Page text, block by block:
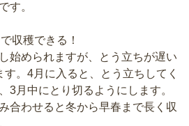
す。
収穫できる！
始められますが、とう立ちが遅い
。4月に入ると、とう立ちしてく
3月中にとり切るようにします。
合わせると冬から早春まで長く収